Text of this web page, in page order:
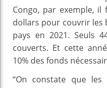
Congo, par exemple,
dollars pour couvrir les
pays en 2021. Seuls
couverts. Et cette
10% des fonds
“On constate que